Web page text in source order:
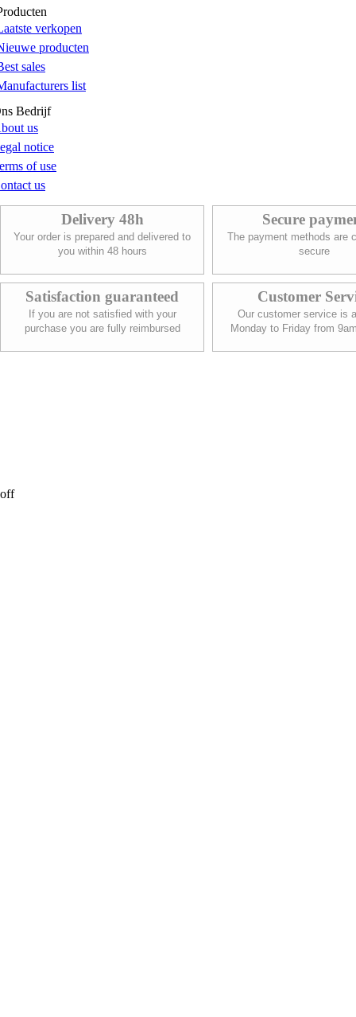
verkopen
producten
sales
list
Bedrijf
us
notice
of use
us
Delivery 48h
Your order is prepared and delivered to
you within 48 hours
Secure
The payment methods are
secure
Satisfaction guaranteed
If you are not satisfied with your
purchase you are fully reimbursed
Customer
Our customer service is
Monday to Friday from
off